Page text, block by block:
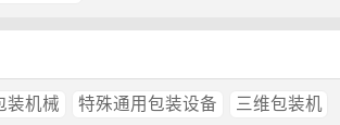
装机械 特殊通用包装设备 三维包装机